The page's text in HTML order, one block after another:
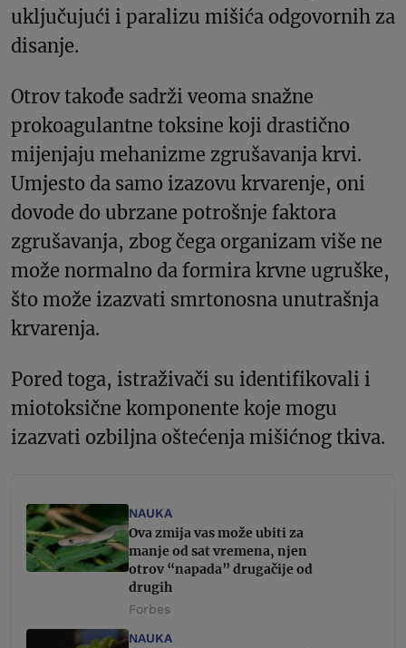
uključujući i paralizu mišića odgovornih za
disanje.
Otrov takođe sadrži veoma snažne
prokoagulantne toksine koji drastično
mijenjaju mehanizme zgrušavanja krvi.
Umjesto da samo izazovu krvarenje, oni
dovode do ubrzane potrošnje faktora
zgrušavanja, zbog čega organizam više ne
može normalno da formira krvne ugruške,
što može izazvati smrtonosna unutrašnja
krvarenja.
Pored toga, istraživači su identifikovali i
miotoksične komponente koje mogu
izazvati ozbiljna oštećenja mišićnog tkiva.
NAUKA
Ova zmija vas može ubiti za
manje od sat vremena, njen
otrov “napada” drugačije od
drugih
Forbes
NAUKA